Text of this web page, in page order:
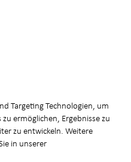
AG
Downloads FAQ
Targeting Technologien, um
ermöglichen, Ergebnisse zu
zu entwickeln. Weitere
in unserer